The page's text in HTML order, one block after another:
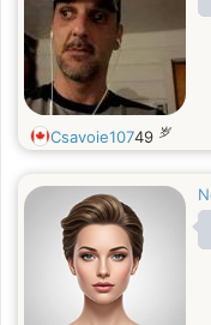
Csavoie10749 岁